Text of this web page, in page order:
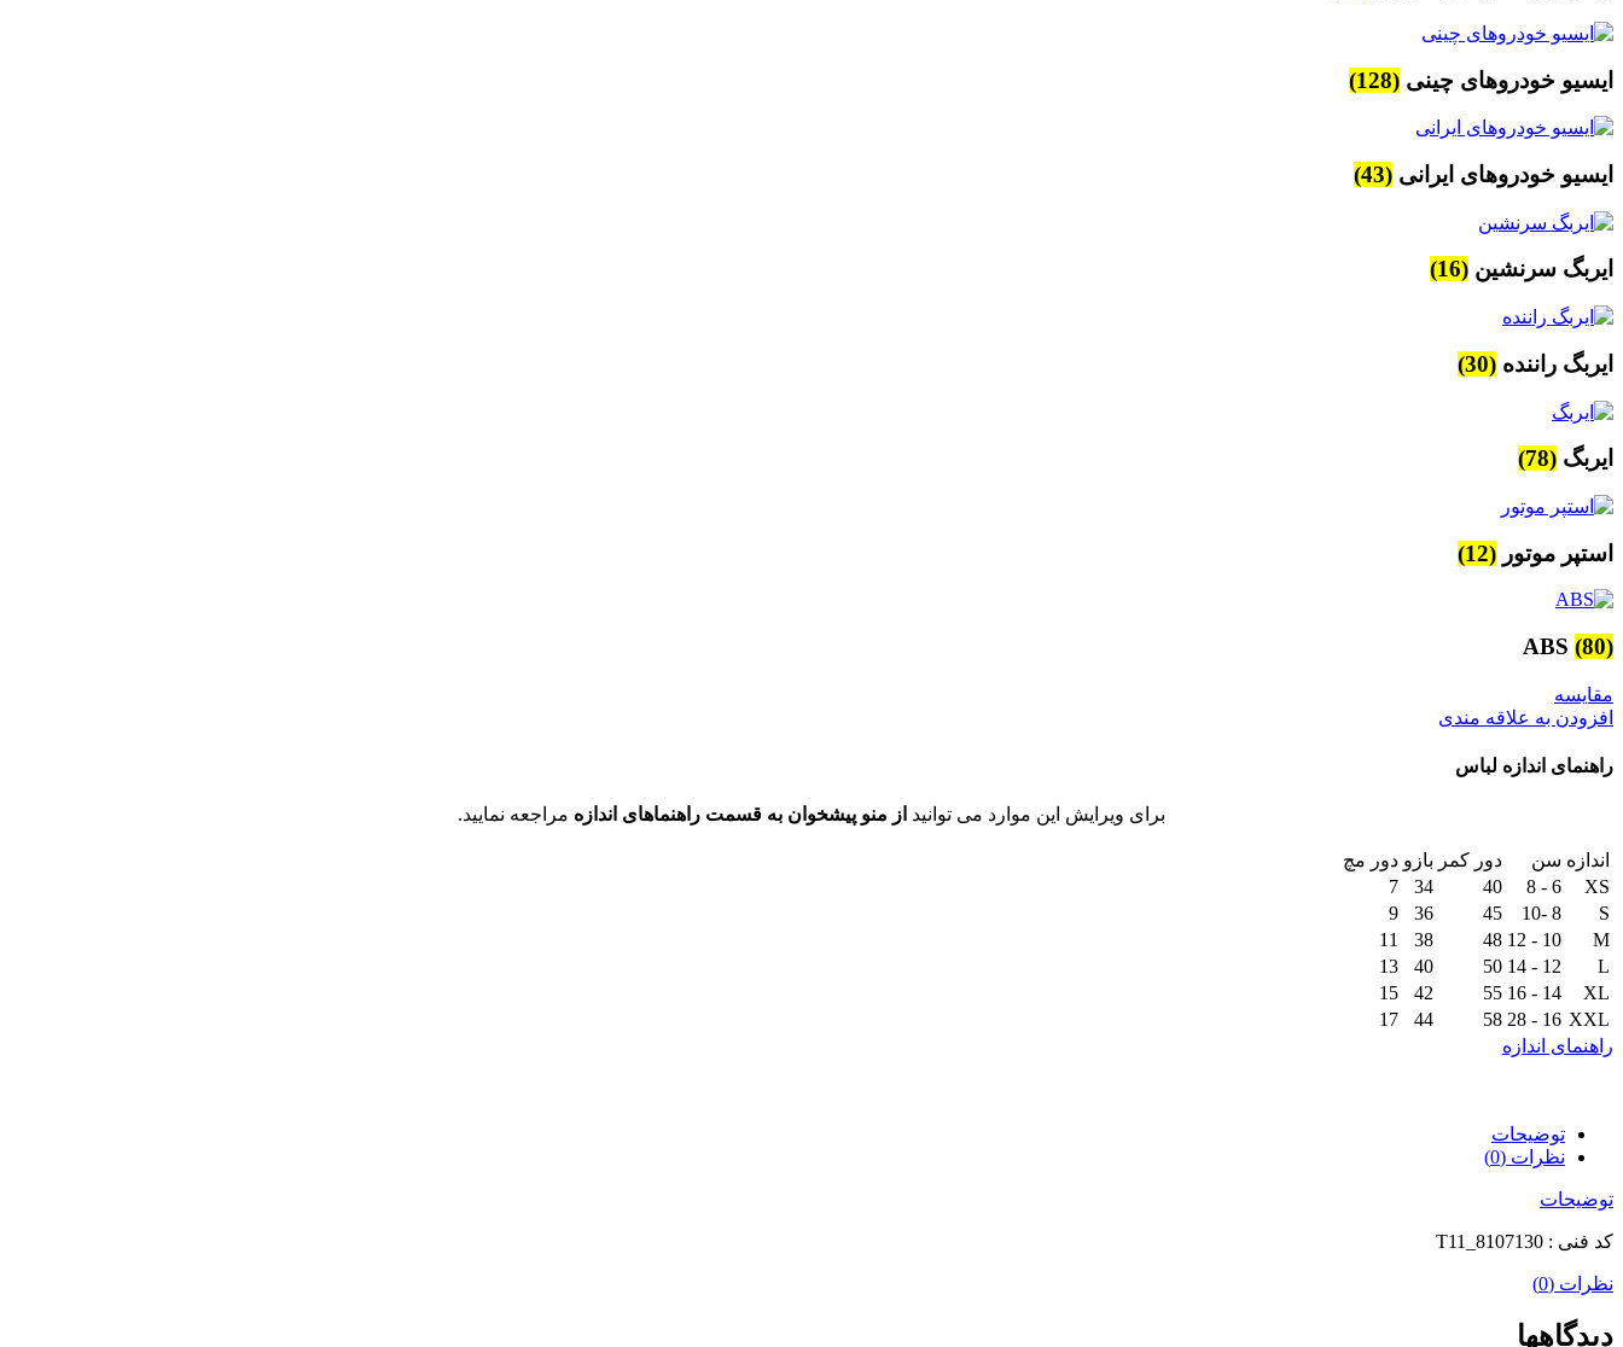
ایسیو خودروهای چینی (128)
ایسیو خودروهای ایرانی (43)
ایربگ سرنشین (16)
ایربگ راننده (30)
ایربگ (78)
استپر موتور (12)
ABS (80)
مقایسه
افزودن به علاقه مندی
راهنمای اندازه لباس
برای ویرایش این موارد می توانید از منو پیشخوان به قسمت راهنماهای اندازه مراجعه نمایید.
اندازه سن دور کمر بازو دور مچ
XS
6 - 8
40
34
7
S
8 -10
45
36
9
M
10 - 12
48
38
11
L
12 - 14
50
40
13
XL
14 - 16
55
42
15
XXL
16 - 28
58
44
17
راهنمای اندازه
توضیحات
نظرات (0)
توضیحات
کد فنی : T11_8107130
نظرات (0)
دیدگاهها